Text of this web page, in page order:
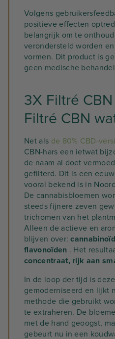
Volgens
positieve effecten
belangrijk om te
verondersteld worden
vormen. Dit product is
geen medische
3X Filtré
Filtré CBN
Net als de 80% CBD-
CBN-hars een ietwat
de naam al doet
gefilterd. Dit is een
vooral bekend is in
De cannabisbloemen
steeds fijnere zeven
trichomen van het
Alleen de actieve en
blijven over:
flavonoïden . Het
concentraat, rijk aan
In de loop der tijd is
gemoderniseerd en lijkt
methode die gebruikt
te extraheren. De
met de hand geoogst,
gebeurt nu in een